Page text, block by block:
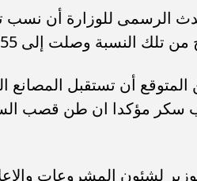
تلك النسبة وصلت إلى 88055
لشئون المشروعات